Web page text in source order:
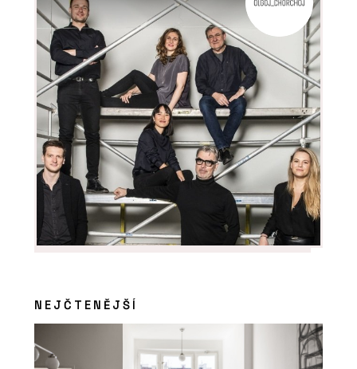
NEJČTENĚJŠÍ